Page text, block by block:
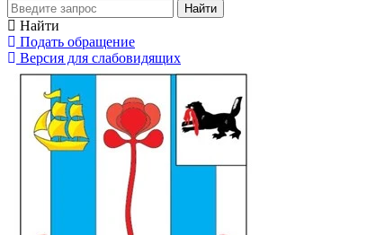
Найти
Найти
Подать обращение
Версия для слабовидящих